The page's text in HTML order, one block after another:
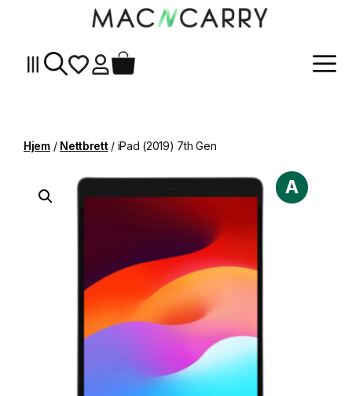
Hjem/ Nettbrett/ iPad (2019) 7th Gen
A